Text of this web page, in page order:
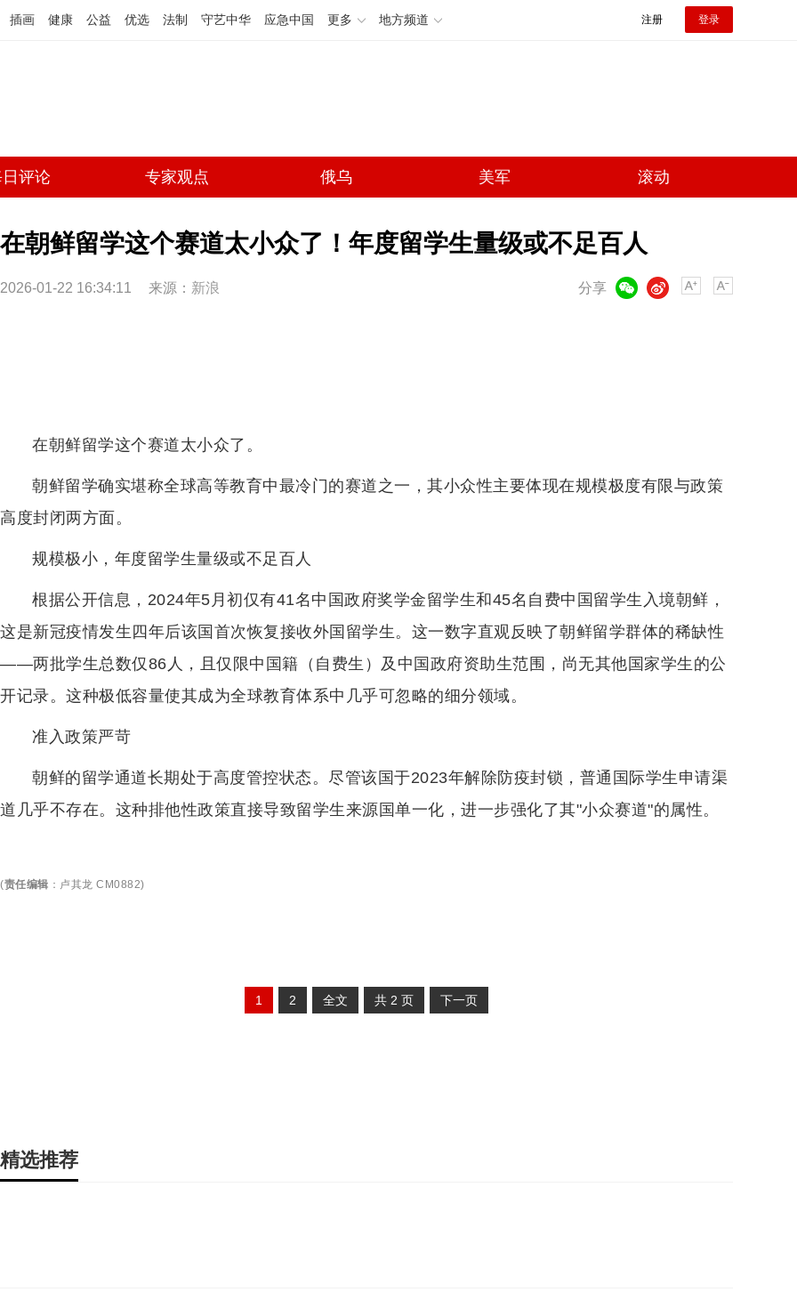
插画 健康 公益 优选 法制 守艺中华 应急中国 更多 地方频道 注册 登录
评论 专家观点 俄乌 美军 滚动
在朝鲜留学这个赛道太小众了！年度留学生量级或不足百人
2026-01-22 16:34:11 来源： 新浪 分享
微博
在朝鲜留学这个赛道太小众了。
朝鲜留学确实堪称全球高等教育中最冷门的赛道之一，其小众性主要体现在规模极度有限与政策
高度封闭两方面。
规模极小，年度留学生量级或不足百人
根据公开信息，2024年5月初仅有41名中国政府奖学金留学生和45名自费中国留学生入境朝鲜，
这是新冠疫情发生四年后该国首次恢复接收外国留学生。这一数字直观反映了朝鲜留学群体的稀缺性
——两批学生总数仅86人，且仅限中国籍（自费生）及中国政府资助生范围，尚无其他国家学生的公
开记录。这种极低容量使其成为全球教育体系中几乎可忽略的细分领域。
准入政策严苛
朝鲜的留学通道长期处于高度管控状态。尽管该国于2023年解除防疫封锁，普通国际学生申请渠
道几乎不存在。这种排他性政策直接导致留学生来源国单一化，进一步强化了其"小众赛道"的属性。
(责任编辑 ： 卢其龙 CM0882)
1 2 全文 共 2 页 下一页
精选推荐